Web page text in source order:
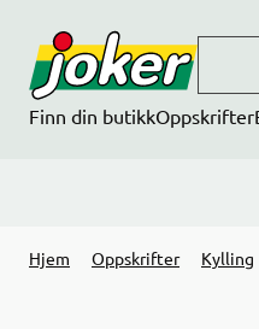
Finn din butikkOppskrifter
Hjem Oppskrifter Kylling